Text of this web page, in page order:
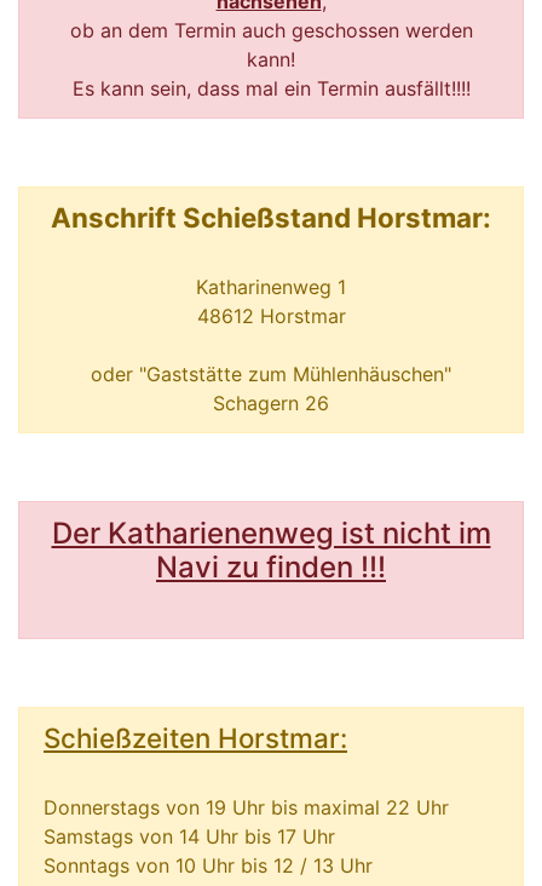
ob an dem Termin auch geschossen werden
kann!
Es kann sein, dass mal ein Termin ausfällt!!!!
Anschrift Schießstand Horstmar:
Katharinenweg 1
48612 Horstmar
oder "Gaststätte zum Mühlenhäuschen"
Schagern 26
Der Katharienenweg ist nicht im
Navi zu finden !!!
Schießzeiten Horstmar:
Donnerstags von 19 Uhr bis maximal 22 Uhr
Samstags von 14 Uhr bis 17 Uhr
Sonntags von 10 Uhr bis 12 / 13 Uhr